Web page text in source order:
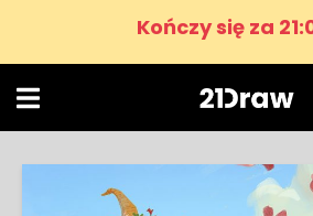
Kończy się za